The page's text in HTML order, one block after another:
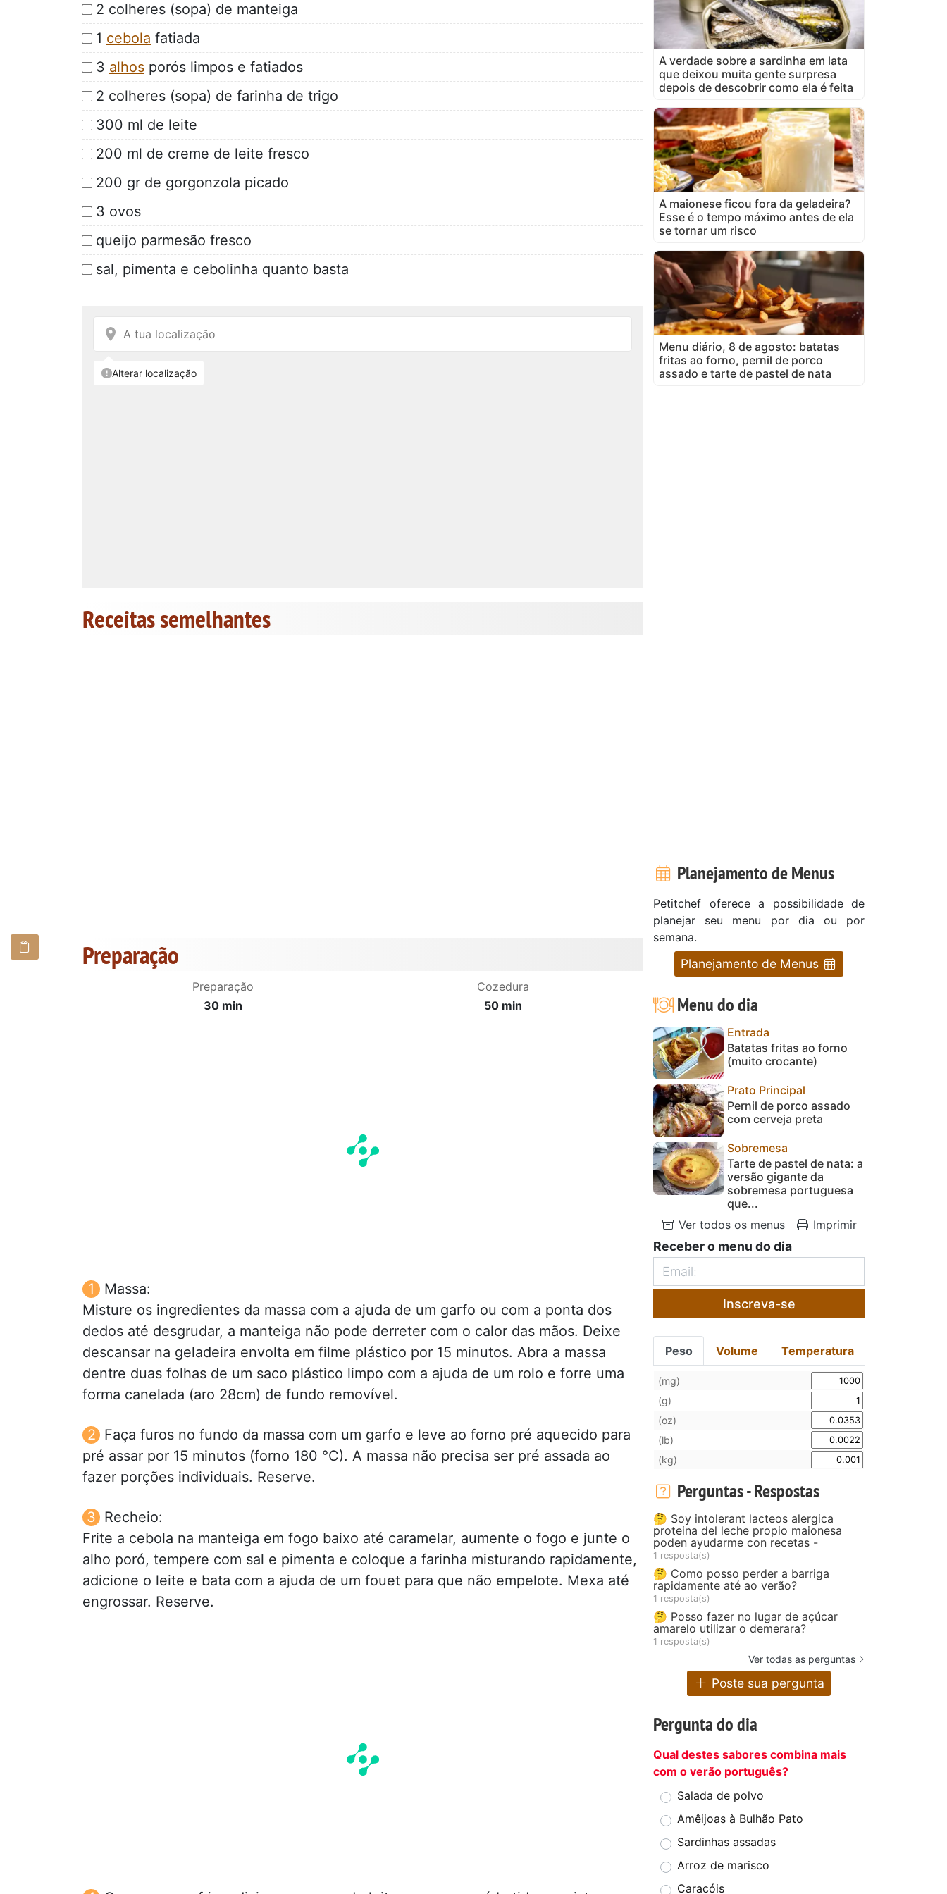
2 colheres (sopa) de manteiga
1 cebola fatiada
3 alhos porós limpos e fatiados
2 colheres (sopa) de farinha de trigo
300 ml de leite
200 ml de creme de leite fresco
200 gr de gorgonzola picado
3 ovos
queijo parmesão fresco
sal, pimenta e cebolinha quanto basta
Receitas semelhantes
Preparação
Preparação
30 min
Cozedura
50 min
Massa:
Misture os ingredientes da massa com a ajuda de um garfo ou com a ponta dos
dedos até desgrudar, a manteiga não pode derreter com o calor das mãos. Deixe
descansar na geladeira envolta em filme plástico por 15 minutos. Abra a massa
dentre duas folhas de um saco plástico limpo com a ajuda de um rolo e forre uma
forma canelada (aro 28cm) de fundo removível.
Faça furos no fundo da massa com um garfo e leve ao forno pré aquecido para
pré assar por 15 minutos (forno 180 °C). A massa não precisa ser pré assada ao
fazer porções individuais. Reserve.
Recheio:
Frite a cebola na manteiga em fogo baixo até caramelar, aumente o fogo e junte o
alho poró, tempere com sal e pimenta e coloque a farinha misturando rapidamente,
adicione o leite e bata com a ajuda de um fouet para que não empelote. Mexa até
engrossar. Reserve.
A verdade sobre a sardinha em lata
que deixou muita gente surpresa
depois de descobrir como ela é feita
A maionese ficou fora da geladeira?
Esse é o tempo máximo antes de ela
se tornar um risco
Menu diário, 8 de agosto: batatas
fritas ao forno, pernil de porco
assado e tarte de pastel de nata
Planejamento de Menus
Petitchef oferece a possibilidade de
planejar seu menu por dia ou por
semana.
Planejamento de Menus
Menu do dia
Entrada
Batatas fritas ao forno
(muito crocante)
Prato Principal
Pernil de porco assado
com cerveja preta
Sobremesa
Tarte de pastel de nata: a
versão gigante da
sobremesa portuguesa
que...
Ver todos os menus
Imprimir
Receber o menu do dia
Inscreva-se
Peso Volume Temperatura
(mg)
(g)
(oz)
(lb)
(kg)
Perguntas - Respostas
🤔 Soy intolerant lacteos alergica
proteina del leche propio maionesa
poden ayudarme con recetas -
1 resposta(s)
🤔 Como posso perder a barriga
rapidamente até ao verão?
1 resposta(s)
🤔 Posso fazer no lugar de açúcar
amarelo utilizar o demerara?
1 resposta(s)
Ver todas as perguntas
Poste sua pergunta
Pergunta do dia
Qual destes sabores combina mais
com o verão português?
Salada de polvo
Amêijoas à Bulhão Pato
Sardinhas assadas
Arroz de marisco
Caracóis